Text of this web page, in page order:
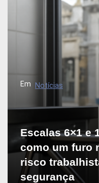
Em Notícias
Escalas 6×1 e
como um furo
risco
segurança